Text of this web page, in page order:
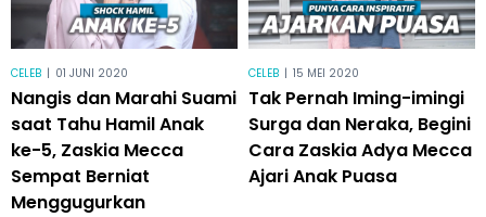
CELEB | 01 JUNI 2020
Nangis dan Marahi Suami
saat Tahu Hamil Anak
ke-5, Zaskia Mecca
Sempat Berniat
Menggugurkan
CELEB | 15 MEI 2020
Tak Pernah Iming-imingi
Surga dan Neraka, Begini
Cara Zaskia Adya Mecca
Ajari Anak Puasa